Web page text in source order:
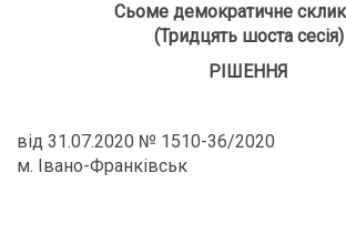
Сьоме демократичне
(Тридцять шоста сесія)
РІШЕННЯ
від 31.07.2020 № 1510-36/2020
м. Івано-Франківськ